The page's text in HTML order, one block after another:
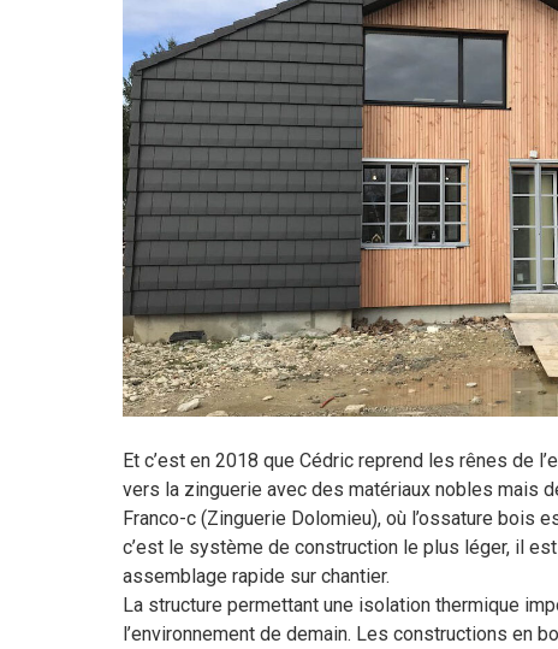
Et c’est en 2018 que Cédric reprend les rênes de
vers la zinguerie avec des matériaux nobles mais
Franco-c (Zinguerie Dolomieu), où l’ossature
c’est le système de construction le plus léger, il
assemblage rapide sur chantier.
La structure permettant une isolation thermique
l’environnement de demain. Les constructions en